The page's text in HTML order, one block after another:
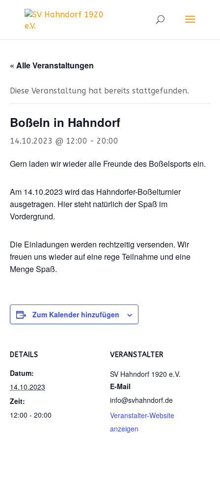
« Alle Veranstaltungen
Diese Veranstaltung hat bereits stattgefunden.
Boßeln in Hahndorf
14.10.2023 @ 12:00 - 20:00
Gern laden wir wieder alle Freunde des Boßelsports ein.
Am 14.10.2023 wird das Hahndorfer-Boßelturnier
ausgetragen. Hier steht natürlich der Spaß im
Vordergrund.
Die Einladungen werden rechtzeitig versenden. Wir
freuen uns wieder auf eine rege Teilnahme und eine
Menge Spaß.
Zum Kalender hinzufügen
DETAILS
Datum:
14.10.2023
Zeit:
12:00 - 20:00
VERANSTALTER
SV Hahndorf 1920 e.V.
E-Mail
info@svhahndorf.de
Veranstalter-Website
anzeigen